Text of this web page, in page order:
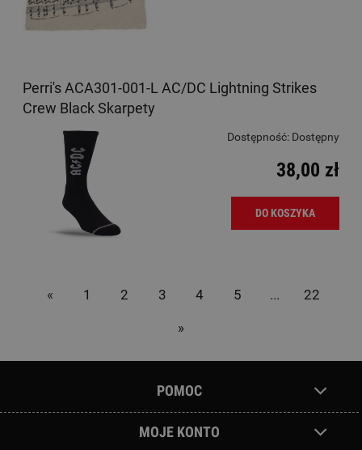
Perri's ACA301-001-L AC/DC Lightning Strikes
Crew Black Skarpety
Dostępność: Dostępny
38,00 zł
DO KOSZYKA
« 1 2 3 4 5 ... 22
»
POMOC
MOJE KONTO